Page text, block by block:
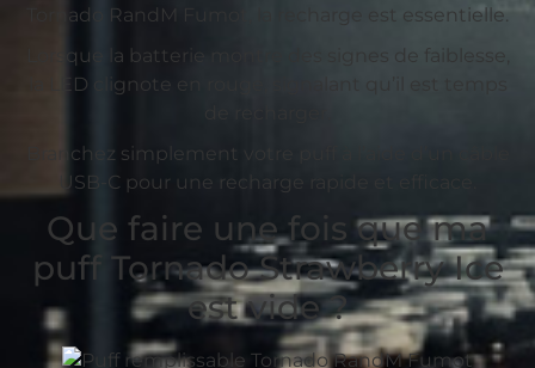
Tornado RandM Fumot, la recharge est essentielle.
Lorsque la batterie montre des signes de faiblesse,
la LED clignote en rouge, signalant qu’il est temps
Branchez simplement votre puff à l’aide d’un câble
USB-C pour une recharge rapide et efficace.
Que faire une fois que ma
puff Tornado Strawberry Ice
est vide ?